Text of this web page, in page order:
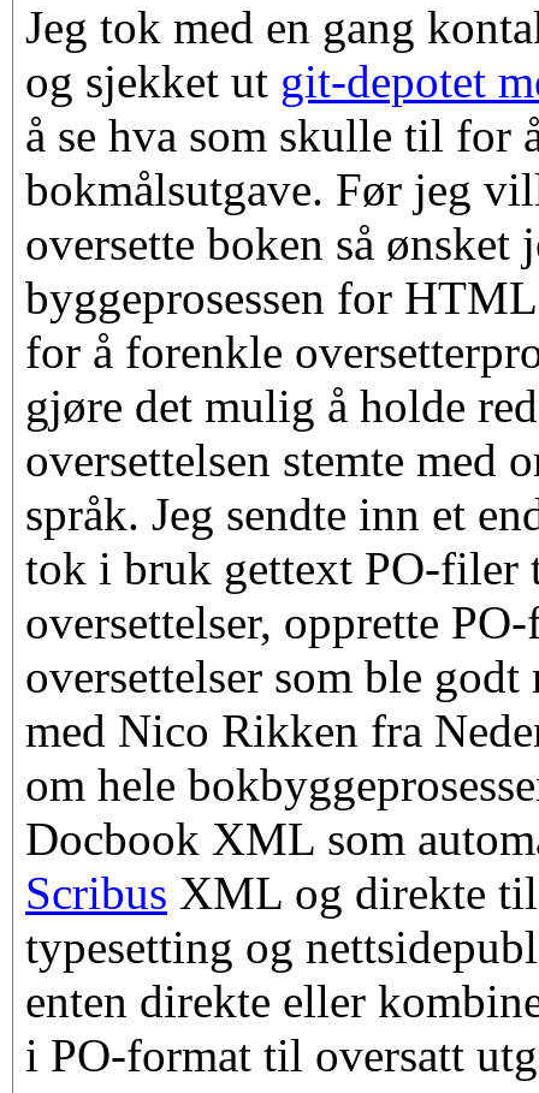
Jeg tok med en gang
og sjekket ut git-depotet
å se hva som skulle til for
bokmålsutgave. Før jeg
oversette boken så ønsket
byggeprosessen for
for å forenkle
gjøre det mulig å holde
oversettelsen stemte med
språk. Jeg sendte inn et
tok i bruk gettext PO-filer
oversettelser, opprette
oversettelser som ble godt
med Nico Rikken fra
om hele
Docbook XML som
Scribus XML og direkte
typesetting og
enten direkte eller
i PO-format til oversatt